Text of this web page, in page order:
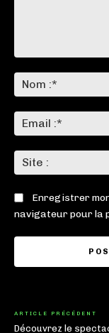
Enregistrer
navigateur pour la
ARTICLE PRÉCÉDENT
Découvrez le